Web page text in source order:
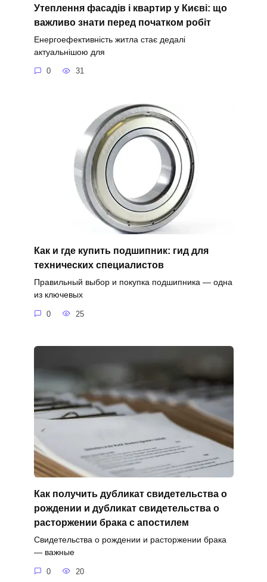
Утеплення фасадів і квартир у Києві: що
важливо знати перед початком робіт
Енергоефективність житла стає дедалі
актуальнішою для
0 31
Как и где купить подшипник: гид для
технических специалистов
Правильный выбор и покупка подшипника — одна
из ключевых
0 25
Как получить дубликат свидетельства о
рождении и дубликат свидетельства о
расторжении брака с апостилем
Свидетельства о рождении и расторжении брака
— важные
0 20